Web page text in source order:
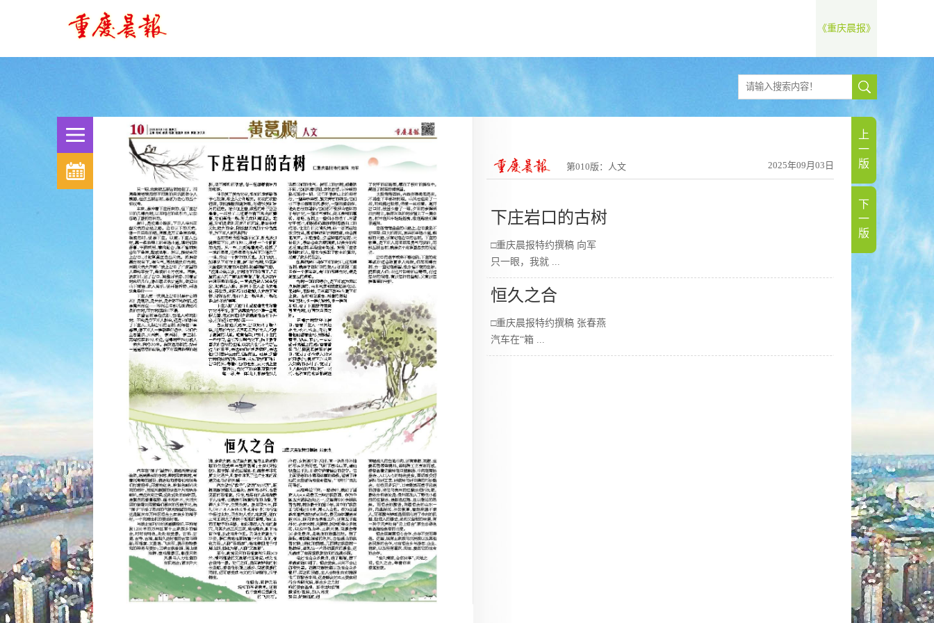
《重庆晨报》
2025年09月03日
第010版：人文
下庄岩口的古树
□重庆晨报特约撰稿 向军
只一眼，我就 ...
恒久之合
□重庆晨报特约撰稿 张春燕
汽车在“箱 ...
上
一
版
下
一
版